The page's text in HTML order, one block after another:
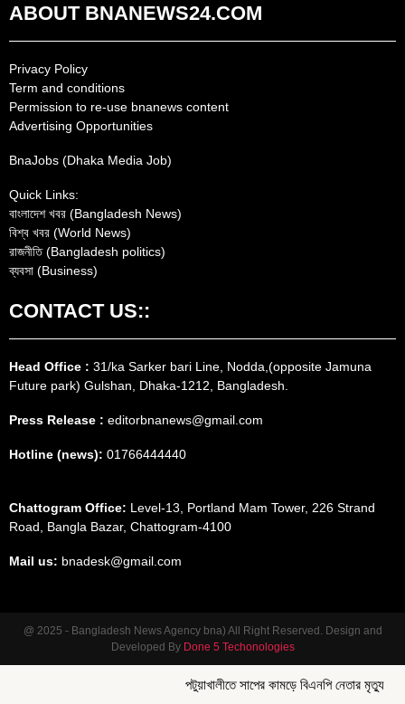
ABOUT BNANEWS24.COM
Privacy Policy
Term and conditions
Permission to re-use bnanews content
Advertising Opportunities
BnaJobs (Dhaka Media Job)
Quick Links:
বাংলাদেশ খবর (Bangladesh News)
বিশ্ব খবর (World News)
রাজনীতি (Bangladesh politics)
ব্যবসা (Business)
CONTACT US::
Head Office : 31/ka Sarker bari Line, Nodda,(opposite Jamuna
Future park) Gulshan, Dhaka-1212, Bangladesh.
Press Release : editorbnanews@gmail.com
Hotline (news): 01766444440
Chattogram Office: Level-13, Portland Mam Tower, 226 Strand
Road, Bangla Bazar, Chattogram-4100
Mail us: bnadesk@gmail.com
@ 2025 - Bangladesh News Agency bna) All Right Reserved. Design and
Developed By Done 5 Techonologies
পটুয়াখালীতে সাপের কামড়ে বিএনপি নেতার মৃত্যু